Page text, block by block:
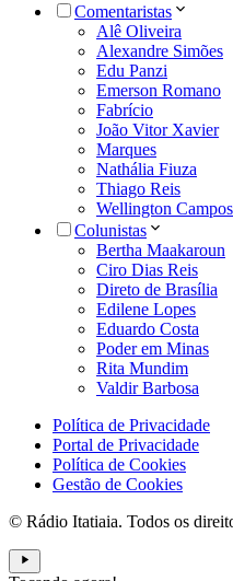
Comentaristas
Alê Oliveira
Alexandre Simões
Edu Panzi
Emerson Romano
Fabrício
João Vitor Xavier
Marques
Nathália Fiuza
Thiago Reis
Wellington Campos
Colunistas
Bertha Maakaroun
Ciro Dias Reis
Direto de Brasília
Edilene Lopes
Eduardo Costa
Poder em Minas
Rita Mundim
Valdir Barbosa
Política de Privacidade
Portal de Privacidade
Política de Cookies
Gestão de Cookies
© Rádio Itatiaia. Todos os